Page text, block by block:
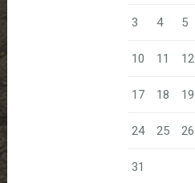
3 4 5
10 11 12
17 18 19
24 25 26
31